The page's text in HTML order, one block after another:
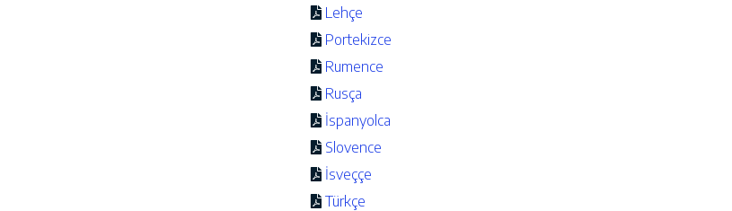
Lehçe
Portekizce
Rumence
Rusça
İspanyolca
Slovence
İsveççe
Türkçe